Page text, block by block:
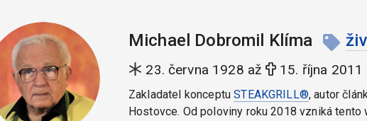
Michael Dobromil Klíma
23. června 1928 až 15. října 2011
Zakladatel konceptuSTEAKGRILL®, autor
Hostovce. Od poloviny roku 2018 vzniká tento